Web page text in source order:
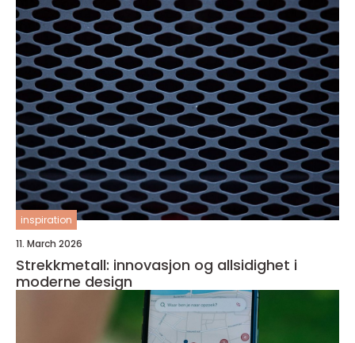
inspiration
11. March 2026
Strekkmetall: innovasjon og allsidighet i
moderne design